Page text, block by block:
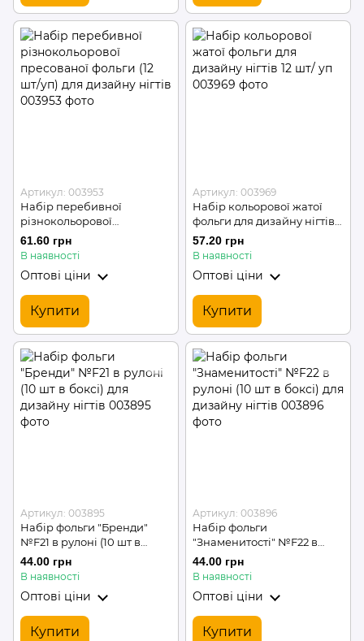
Артикул: 003953
Набір перебивної
різнокольорової
пресованої фольги (12 шт/
уп) для дизайну нігтів
61.60 грн
В наявності
Оптові ціни
Купити
Артикул: 003969
Набір кольорової жатої
фольги для дизайну нігтів
12 шт/ уп
57.20 грн
В наявності
Оптові ціни
Купити
Артикул: 003895
Набір фольги "Бренди"
№F21 в рулоні (10 шт в
боксі) для дизайну нігтів
44.00 грн
В наявності
Оптові ціни
Купити
Артикул: 003896
Набір фольги
"Знаменитості" №F22 в
рулоні (10 шт в боксі) для
дизайну нігтів
44.00 грн
В наявності
Оптові ціни
Купити